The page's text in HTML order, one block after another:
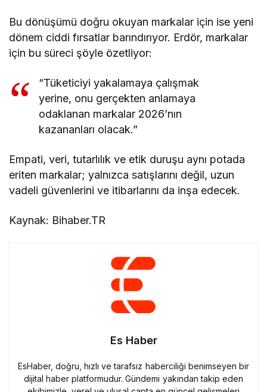
Bu dönüşümü doğru okuyan markalar için ise yeni
dönem ciddi fırsatlar barındırıyor. Erdör, markalar
için bu süreci şöyle özetliyor:
“Tüketiciyi yakalamaya çalışmak
yerine, onu gerçekten anlamaya
odaklanan markalar 2026’nın
kazananları olacak.”
Empati, veri, tutarlılık ve etik duruşu aynı potada
eriten markalar; yalnızca satışlarını değil, uzun
vadeli güvenlerini ve itibarlarını da inşa edecek.
Kaynak: Bihaber.TR
Es Haber
EsHaber, doğru, hızlı ve tarafsız haberciliği benimseyen bir
dijital haber platformudur. Gündemi yakından takip eden